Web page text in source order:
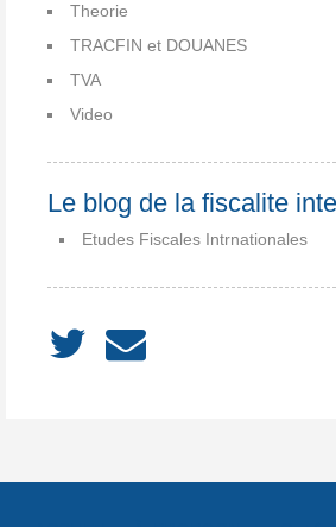
Theorie
TRACFIN et DOUANES
TVA
Video
Le blog de la fiscalite
Etudes Fiscales Intrnationales